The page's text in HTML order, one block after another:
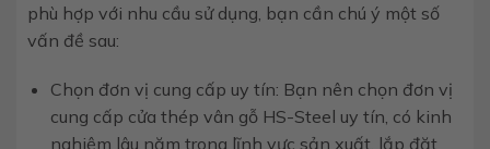
phù hợp với nhu cầu sử dụng, bạn cần chú ý một số
vấn đề sau:
Chọn đơn vị cung cấp uy tín: Bạn nên chọn đơn vị
cung cấp cửa thép vân gỗ HS-Steel uy tín, có kinh
nghiệm lâu năm trong lĩnh vực sản xuất, lắp đặt